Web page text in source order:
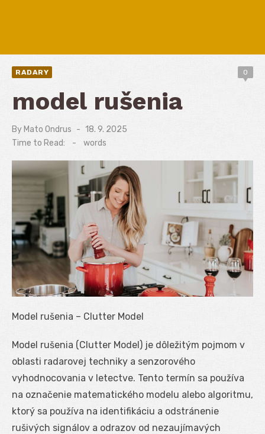
RADARY 0
model rušenia
By Mato Ondrus
Posted
on
18. 9. 2025
Time to Read:
- words
Model rušenia – Clutter Model
Model rušenia (Clutter Model) je dôležitým pojmom v
oblasti radarovej techniky a senzorového
vyhodnocovania v letectve. Tento termín sa používa
na označenie matematického modelu alebo algoritmu,
ktorý sa používa na identifikáciu a odstránenie
rušivých signálov a odrazov od nezaujímavých